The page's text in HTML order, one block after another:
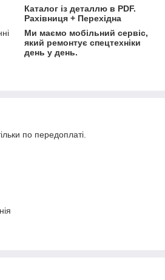
Каталог із деталлю в PDF.
Рахівниця + Перехідна
Ми маємо мобільний сервіс,
який ремонтує спецтехніки
день у день.
по передоплаті.